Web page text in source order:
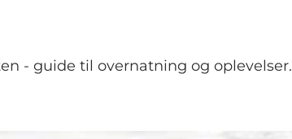
- guide til overnatning og oplevelser.